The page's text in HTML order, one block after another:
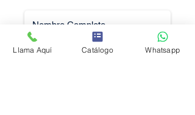
Llama Aquí Catálogo Whatsapp